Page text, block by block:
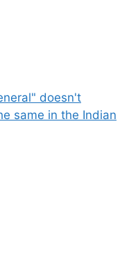
doesn't
same in the Indian